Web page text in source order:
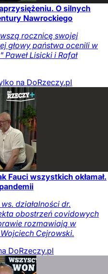
O silnych
Nawrockiego
rocznicę swojej
głowy państwa ocenili w
Lisicki i Rafał
na DoRzeczy.pl
Fauci wszystkich okłamał.
działalności dr.
obostrzeń covidowych
rozmawiają w
Cejrowski.
DoRzeczy.pl